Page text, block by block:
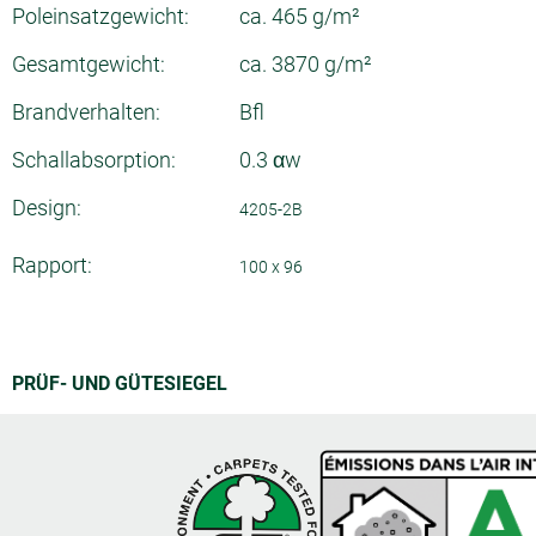
Poleinsatzgewicht:
ca. 465 g/m²
Gesamtgewicht:
ca. 3870 g/m²
Brandverhalten:
Bfl
Schallabsorption:
0.3 αw
Design:
4205-2B
Rapport: 100 x 96
PRÜF- UND GÜTESIEGEL